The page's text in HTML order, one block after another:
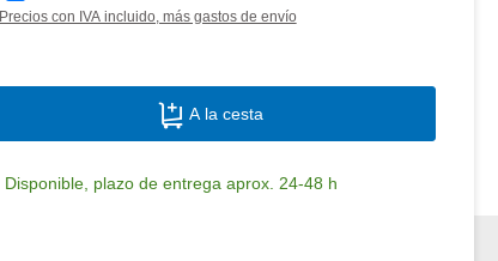
Precios con IVA incluido, más gastos de envío
del producto: introduce la
A la cesta
Disponible, plazo de entrega aprox. 24-48 h